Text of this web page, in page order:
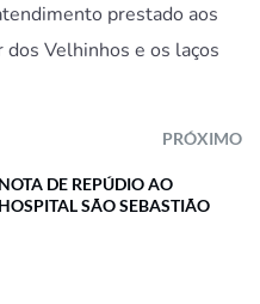
prestado aos
Velhinhos e os laços
PRÓXIMO
NOTA DE REPÚDIO AO
HOSPITAL SÃO SEBASTIÃO